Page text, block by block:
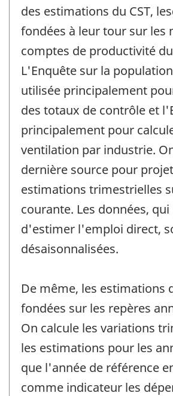
des estimations du CST,
fondées à leur tour sur les
comptes de productivité
L'Enquête sur la
utilisée principalement
des totaux de contrôle et
principalement pour
ventilation par industrie.
dernière source pour
estimations trimestrielles
courante. Les données,
d'estimer l'emploi direct,
désaisonnalisées.
De même, les estimations
fondées sur les repères
On calcule les variations
les estimations pour les
que l'année de référence
comme indicateur les